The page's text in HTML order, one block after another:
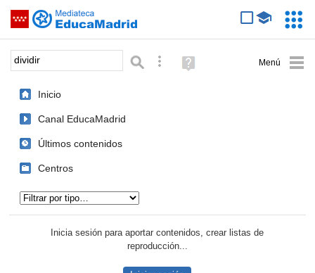
Saltar navegación
Palabra o frase: Búsqueda avanzada
Ayuda
(en
Inicio
Canal EducaMadrid
Últimos contenidos
Centros
Inicia sesión para aportar contenidos, crear listas de
reproducción...